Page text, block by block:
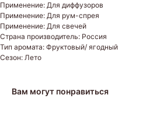
Применение: Для диффузоров
Применение: Для рум-спрея
Применение: Для свечей
Страна производитель: Россия
Тип аромата: Фруктовый/ ягодный
Сезон: Лето
Вам могут понравиться